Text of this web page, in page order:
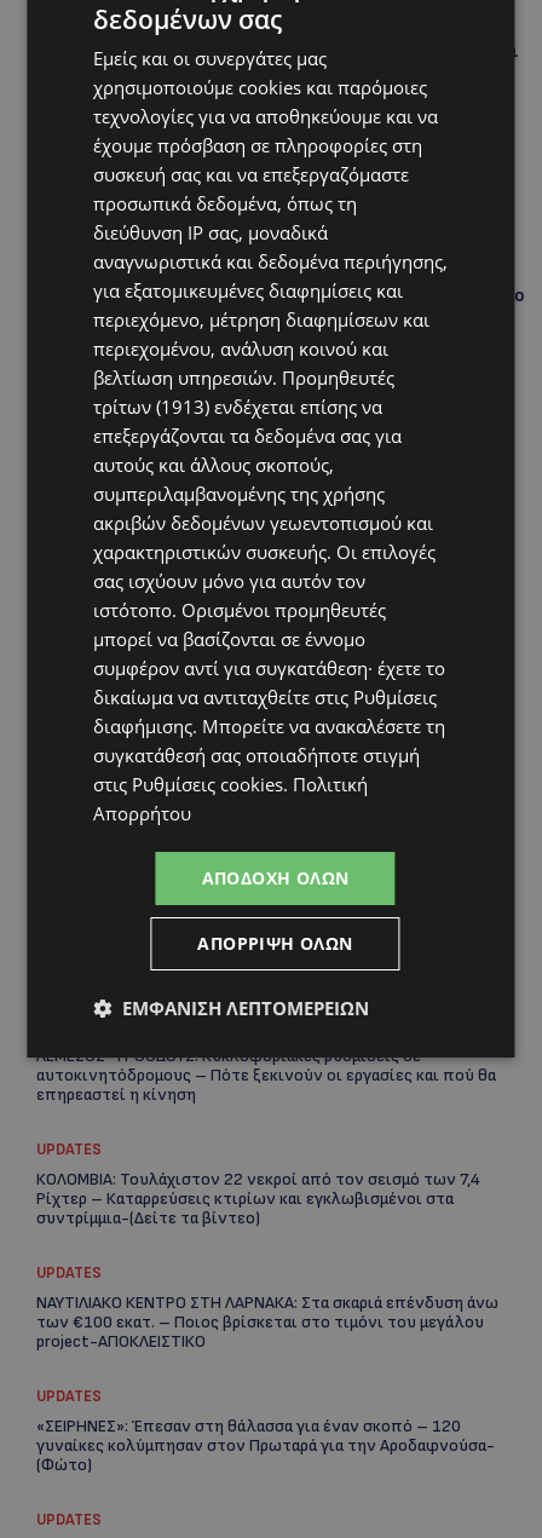
ΛΕΜΕΣΟΣ-ΤΡΟΟΔΟΥΣ: Κυκλοφοριακές ρυθμίσεις σε
αυτοκινητόδρομους – Πότε ξεκινούν οι εργασίες και
πού θα επηρεαστεί η κίνηση
UPDATES
ΚΟΛΟΜΒΙΑ: Τουλάχιστον 22 νεκροί από τον σεισμό
των 7,4 Ρίχτερ – Καταρρεύσεις κτιρίων και
εγκλωβισμένοι στα συντρίμμια-(Δείτε τα βίντεο)
UPDATES
ΝΑΥΤΙΛΙΑΚΟ ΚΕΝΤΡΟ ΣΤΗ ΛΑΡΝΑΚΑ: Στα σκαριά
επένδυση άνω των €100 εκατ. – Ποιος βρίσκεται στο
τιμόνι του μεγάλου project-ΑΠΟΚΛΕΙΣΤΙΚΟ
UPDATES
«ΣΕΙΡΗΝΕΣ»: Έπεσαν στη θάλασσα για έναν σκοπό –
120 γυναίκες κολύμπησαν στον Πρωταρά για την
Αροδαφνούσα-(Φώτο)
– Αγωνία για τον 6χρονο γιο του δημάρχου που αγνοείται
μέσα στα συντρίμμια
ΛΕΜΕΣΟΣ-ΤΡΟΟΔΟΥΣ: Κυκλοφοριακές ρυθμίσεις σε
αυτοκινητόδρομους – Πότε ξεκινούν οι εργασίες και πού θα
επηρεαστεί η κίνηση
UPDATES
ΚΟΛΟΜΒΙΑ: Τουλάχιστον 22 νεκροί από τον σεισμό των 7,4
Ρίχτερ – Καταρρεύσεις κτιρίων και εγκλωβισμένοι στα
συντρίμμια-(Δείτε τα βίντεο)
UPDATES
ΝΑΥΤΙΛΙΑΚΟ ΚΕΝΤΡΟ ΣΤΗ ΛΑΡΝΑΚΑ: Στα σκαριά επένδυση άνω
των €100 εκατ. – Ποιος βρίσκεται στο τιμόνι του μεγάλου
project-ΑΠΟΚΛΕΙΣΤΙΚΟ
UPDATES
«ΣΕΙΡΗΝΕΣ»: Έπεσαν στη θάλασσα για έναν σκοπό – 120
γυναίκες κολύμπησαν στον Πρωταρά για την Αροδαφνούσα-
(Φώτο)
UPDATES
δεδομένων σας
Εμείς και οι συνεργάτες μας
χρησιμοποιούμε cookies και παρόμοιες
τεχνολογίες για να αποθηκεύουμε και να
έχουμε πρόσβαση σε πληροφορίες στη
συσκευή σας και να επεξεργαζόμαστε
προσωπικά δεδομένα, όπως τη
διεύθυνση IP σας, μοναδικά
αναγνωριστικά και δεδομένα περιήγησης,
για εξατομικευμένες διαφημίσεις και
περιεχόμενο, μέτρηση διαφημίσεων και
περιεχομένου, ανάλυση κοινού και
βελτίωση υπηρεσιών. Προμηθευτές
τρίτων (1913) ενδέχεται επίσης να
επεξεργάζονται τα δεδομένα σας για
αυτούς και άλλους σκοπούς,
συμπεριλαμβανομένης της χρήσης
ακριβών δεδομένων γεωεντοπισμού και
χαρακτηριστικών συσκευής. Οι επιλογές
σας ισχύουν μόνο για αυτόν τον
ιστότοπο. Ορισμένοι προμηθευτές
μπορεί να βασίζονται σε έννομο
συμφέρον αντί για συγκατάθεση· έχετε το
δικαίωμα να αντιταχθείτε στις Ρυθμίσεις
διαφήμισης. Μπορείτε να ανακαλέσετε τη
συγκατάθεσή σας οποιαδήποτε στιγμή
στις Ρυθμίσεις cookies. Πολιτική
Απορρήτου
ΑΠΟΔΟΧΉ ΌΛΩΝ
ΑΠΌΡΡΙΨΗ ΌΛΩΝ
ΕΜΦΆΝΙΣΗ ΛΕΠΤΟΜΕΡΕΙΏΝ